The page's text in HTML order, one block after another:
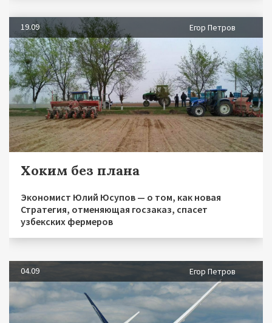
19.09 Егор Петров
Хоким без плана
Экономист Юлий Юсупов — о том, как новая
Стратегия, отменяющая госзаказ, спасет
узбекских фермеров
04.09 Егор Петров